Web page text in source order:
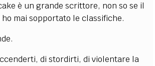
è un grande scrittore, non so se il
mai sopportato le classifiche.
di stordirti, di violentare la